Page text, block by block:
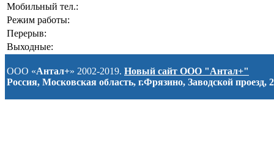
Мобильный тел.:
Режим работы:
Перерыв:
Выходные:
ООО «Антал+» 2002-2019. Новый сайт ООО "Антал+"
Россия, Московская область, г.Фрязино, Заводской проезд, 2